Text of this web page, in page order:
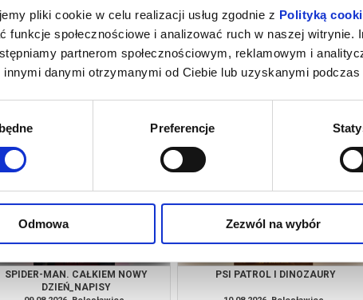
pliki cookie w celu realizacji usług zgodnie z Polityką
funkcje społecznościowe i analizować ruch w naszej
partnerom społecznościowym, reklamowym i
innymi danymi otrzymanymi od Ciebie lub uzyskanymi podczas
Preferencje
Odmowa Zezwól na wybór
PSI PATROL I DINOZAURY
kup bilet
WYSCHNIĘCI
kup bilet
SPIDER-MAN. CAŁKIEM NOWY
DZIEŃ_NAPISY
PSI PATROL I DINOZAURY